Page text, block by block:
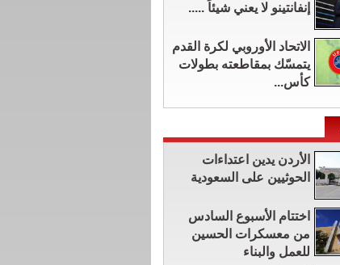
إنفانتينو لا يعني شيئاً .....
الاتحاد الأوروبي لكرة القدم
يتمسّك بمقاطعته بطولات
كأس...
الأردن يدين اعتداءات
الحوثيين على السعودية
اختتام الأسبوع السادس
من معسكرات الحسين
للعمل والبناء